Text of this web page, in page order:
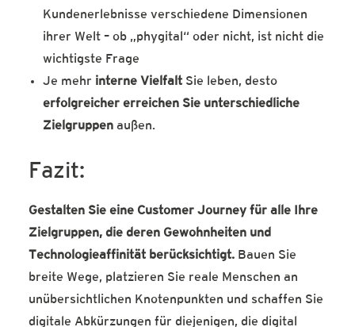
Kundenerlebnisse verschiedene Dimensionen
ihrer Welt – ob „phygital“ oder nicht, ist nicht die
wichtigste Frage
Je mehr interne Vielfalt Sie leben, desto
erfolgreicher erreichen Sie unterschiedliche
Zielgruppen außen.
Fazit:
Gestalten Sie eine Customer Journey für alle Ihre
Zielgruppen, die deren Gewohnheiten und
Technologieaffinität berücksichtigt. Bauen Sie
breite Wege, platzieren Sie reale Menschen an
unübersichtlichen Knotenpunkten und schaffen Sie
digitale Abkürzungen für diejenigen, die digital